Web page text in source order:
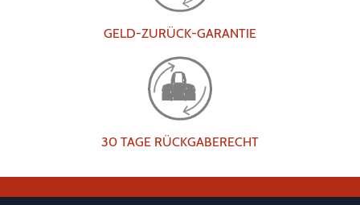
GELD-ZURÜCK-GARANTIE
30 TAGE RÜCKGABERECHT